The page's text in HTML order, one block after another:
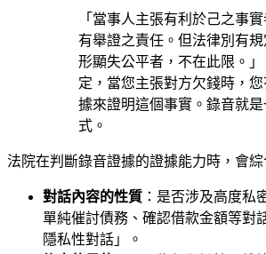
「當事人主張有利於己之事
有舉證之責任。但法律別有
形顯失公平者，不在此限。
定，當您主張對方欠錢時，
據來證明這個事實。錄音就
式。
法院在判斷錄音證據的證據能力時，會綜
對話內容的性質 ：是否涉及高度私
單純催討債務、確認借款金額等對
隱私性對話」。